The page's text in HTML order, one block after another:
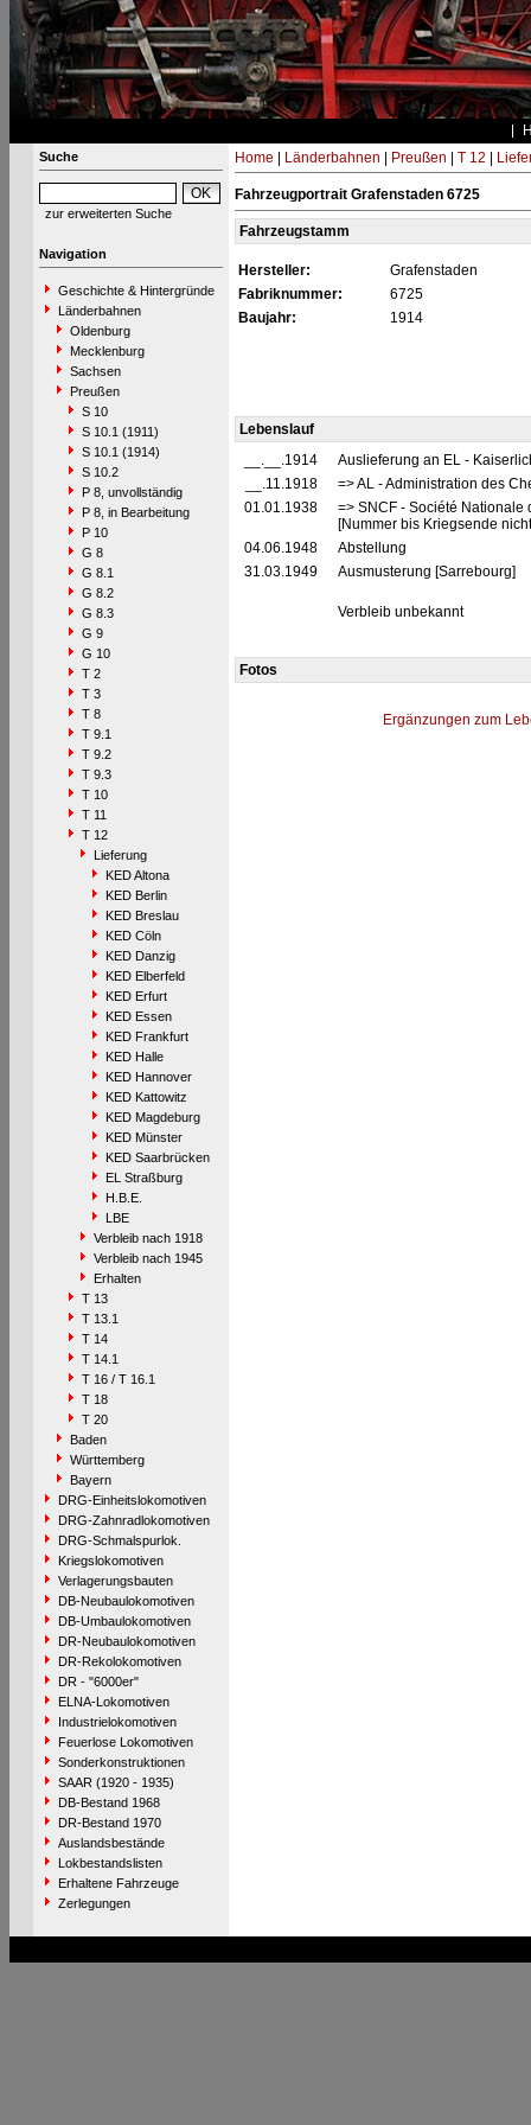
Suche
zur erweiterten Suche
Navigation
Geschichte & Hintergründe
Länderbahnen
Oldenburg
Mecklenburg
Sachsen
Preußen
S 10
S 10.1 (1911)
S 10.1 (1914)
S 10.2
P 8, unvollständig
P 8, in Bearbeitung
P 10
G 8
G 8.1
G 8.2
G 8.3
G 9
G 10
T 2
T 3
T 8
T 9.1
T 9.2
T 9.3
T 10
T 11
T 12
Lieferung
KED Altona
KED Berlin
KED Breslau
KED Cöln
KED Danzig
KED Elberfeld
KED Erfurt
KED Essen
KED Frankfurt
KED Halle
KED Hannover
KED Kattowitz
KED Magdeburg
KED Münster
KED Saarbrücken
EL Straßburg
H.B.E.
LBE
Verbleib nach 1918
Verbleib nach 1945
Erhalten
T 13
T 13.1
T 14
T 14.1
T 16 / T 16.1
T 18
T 20
Baden
Württemberg
Bayern
DRG-Einheitslokomotiven
DRG-Zahnradlokomotiven
DRG-Schmalspurlok.
Kriegslokomotiven
Verlagerungsbauten
DB-Neubaulokomotiven
DB-Umbaulokomotiven
DR-Neubaulokomotiven
DR-Rekolokomotiven
DR - "6000er"
ELNA-Lokomotiven
Industrielokomotiven
Feuerlose Lokomotiven
Sonderkonstruktionen
SAAR (1920 - 1935)
DB-Bestand 1968
DR-Bestand 1970
Auslandsbestände
Lokbestandslisten
Erhaltene Fahrzeuge
Zerlegungen
Home Länderbahnen Preußen T 12
Fahrzeugportrait Grafenstaden 6725
Fahrzeugstamm
Hersteller:
Grafenstaden
Fabriknummer:
6725
Baujahr:
1914
Lebenslauf
__.__.1914
Auslieferung an EL -
__.11.1918
=> AL - Administration des
01.01.1938
=> SNCF - Société
[Nummer bis Kriegsende
04.06.1948
Abstellung
31.03.1949
Ausmusterung [Sarrebourg]
Verbleib unbekannt
Fotos
Ergänzungen zum